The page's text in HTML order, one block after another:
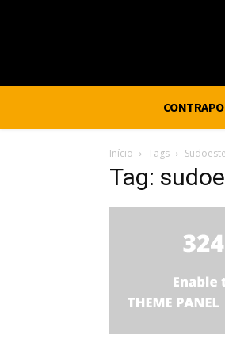
Início Tags Sudoeste
Tag: